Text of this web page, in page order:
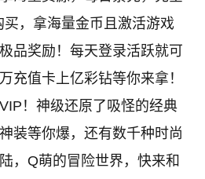
，拿海量金币且激活游戏
品奖励！每天登录活跃就可
充值卡上亿彩钻等你来拿！
！神级还原了吸怪的经典
装等你爆，还有数千种时尚
，Q萌的冒险世界，快来和